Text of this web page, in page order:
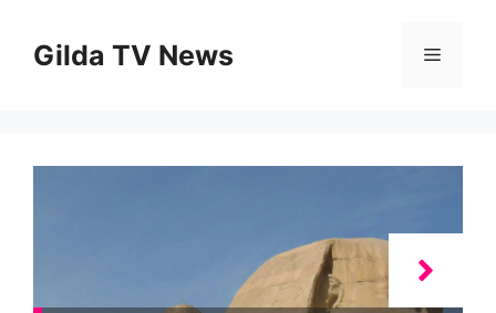
contenuto
Gilda TV News Menu